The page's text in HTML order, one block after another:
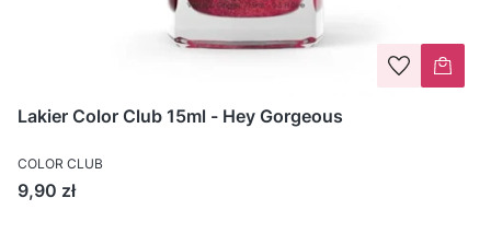
Lakier Color Club 15ml - Hey Gorgeous
COLOR CLUB
Cena
9,90 zł